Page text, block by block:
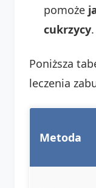
pomoże
cukrzycy.
Poniższa
leczenia
Metoda